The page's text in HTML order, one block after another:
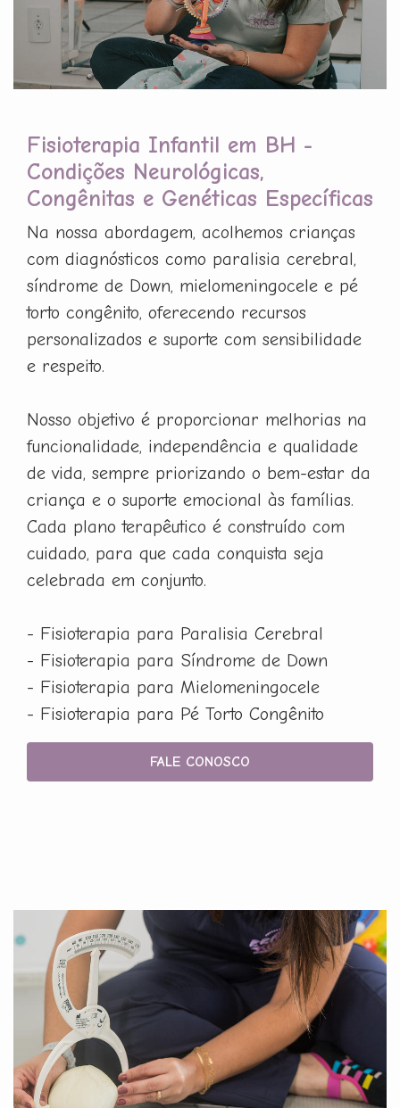
Fisioterapia Infantil em BH -
Condições Neurológicas,
Congênitas e Genéticas Específicas
Na nossa abordagem, acolhemos crianças
com diagnósticos como paralisia cerebral,
síndrome de Down, mielomeningocele e pé
torto congênito, oferecendo recursos
personalizados e suporte com sensibilidade
e respeito.
Nosso objetivo é proporcionar melhorias na
funcionalidade, independência e qualidade
de vida, sempre priorizando o bem-estar da
criança e o suporte emocional às famílias.
Cada plano terapêutico é construído com
cuidado, para que cada conquista seja
celebrada em conjunto.
- Fisioterapia para Paralisia Cerebral
- Fisioterapia para Síndrome de Down
- Fisioterapia para Mielomeningocele
- Fisioterapia para Pé Torto Congênito
FALE CONOSCO